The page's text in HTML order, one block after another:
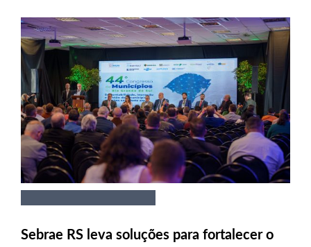
Sebrae RS leva soluções para fortalecer o